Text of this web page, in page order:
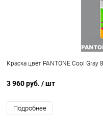
Краска цвет PANTONE Cool Gray
3 960 руб. / шт
Подробнее